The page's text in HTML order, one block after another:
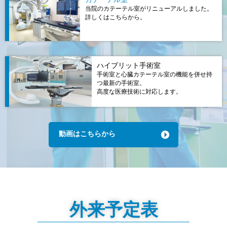
当院のカテーテル室がリニューアルしました。
詳しくはこちらから。
ハイブリット手術室
手術室と心臓カテーテル室の機能を併せ持
つ最新の手術室。
高度な医療技術に対応します。
動画はこちらから
外来予定表